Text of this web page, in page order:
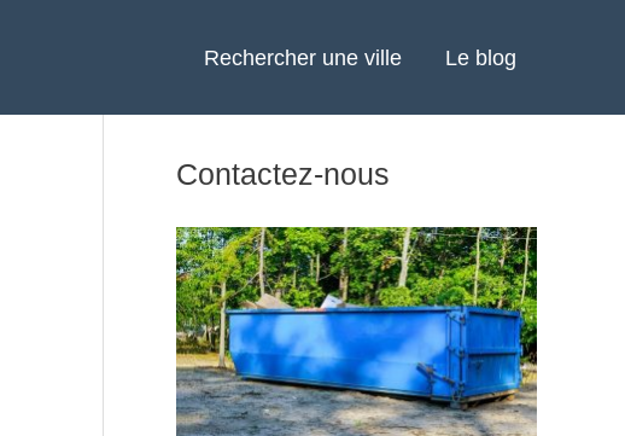
Rechercher une ville Le blog
Contactez-nous